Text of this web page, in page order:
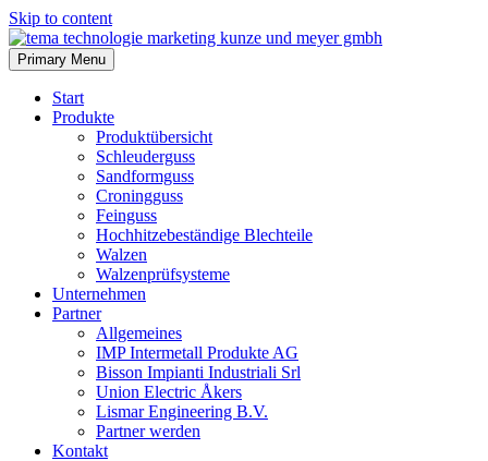
Skip to content
Primary Menu
Start
Produkte
Produktübersicht
Schleuderguss
Sandformguss
Croningguss
Feinguss
Hochhitzebeständige Blechteile
Walzen
Walzenprüfsysteme
Unternehmen
Partner
Allgemeines
IMP Intermetall Produkte AG
Bisson Impianti Industriali Srl
Union Electric Åkers
Lismar Engineering B.V.
Partner werden
Kontakt